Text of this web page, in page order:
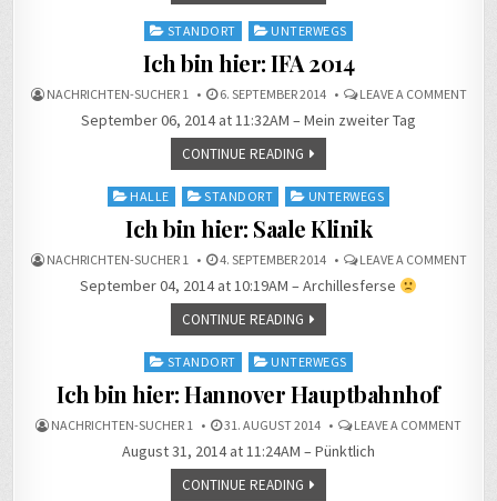
Posted
in
STANDORT UNTERWEGS
Ich bin hier: IFA 2014
NACHRICHTEN-SUCHER 1 6. SEPTEMBER 2014 LEAVE A COMMENTON
September 06, 2014 at 11:32AM – Mein zweiter Tag
CONTINUE READING
PostedHALLE STANDORT UNTERWEGS
Ich bin hier: Saale Klinik
NACHRICHTEN-SUCHER 1 4. SEPTEMBER 2014 LEAVE A COMMENTON
September 04, 2014 at 10:19AM – Archillesferse
CONTINUE READING
Posted
in
STANDORT UNTERWEGS
Ich bin hier: Hannover Hauptbahnhof
NACHRICHTEN-SUCHER 1 31. AUGUST 2014 LEAVE A COMMENTON
August 31, 2014 at 11:24AM – Pünktlich
CONTINUE READING